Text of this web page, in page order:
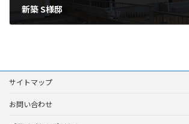
新築 S様邸
サイトマップ
お問い合わせ